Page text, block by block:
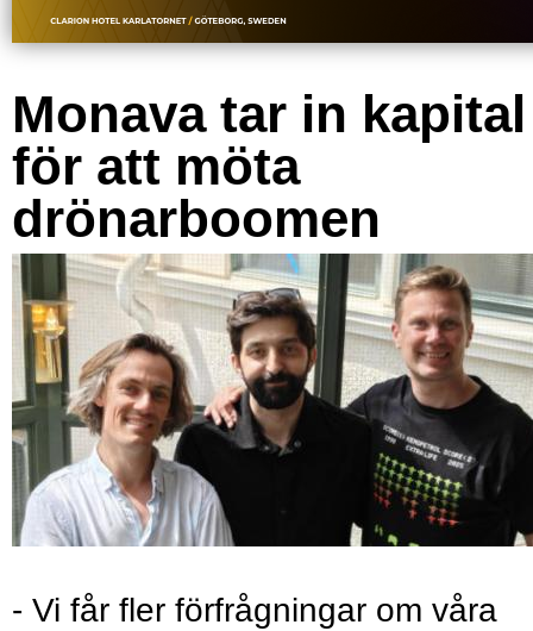
Monava tar in kapital
för att möta
drönarboomen
- Vi får fler förfrågningar om våra